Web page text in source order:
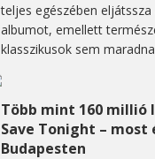
teljes egészében
albumot, emellett
klasszikusok sem
Több mint 160
Save Tonight –
Budapesten